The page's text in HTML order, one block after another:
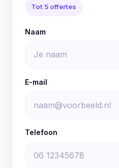
Tot 5 offertes
Naam
E-mail
Telefoon